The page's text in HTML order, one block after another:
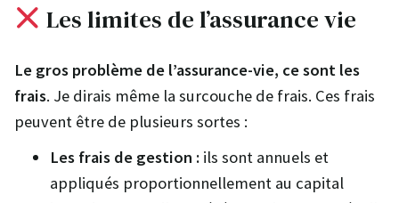
Les limites de l’assurance vie
Le gros problème de l’assurance-vie, ce sont les
frais. Je dirais même la surcouche de frais. Ces frais
peuvent être de plusieurs sortes :
Les frais de gestion : ils sont annuels et
appliqués proportionnellement au capital